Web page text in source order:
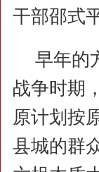
干部邵式
早年的
战争时期
原计划按
县城的群